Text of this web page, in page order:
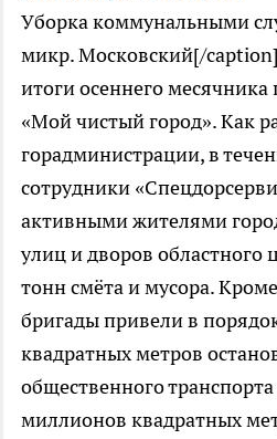
Уборка коммунальными
микр. Московский[/
итоги осеннего месячника
«Мой чистый город». Как
горадминистрации, в
сотрудники
активными жителями
улиц и дворов областного
тонн смёта и мусора.
бригады привели в
квадратных метров
общественного
миллионов квадратных